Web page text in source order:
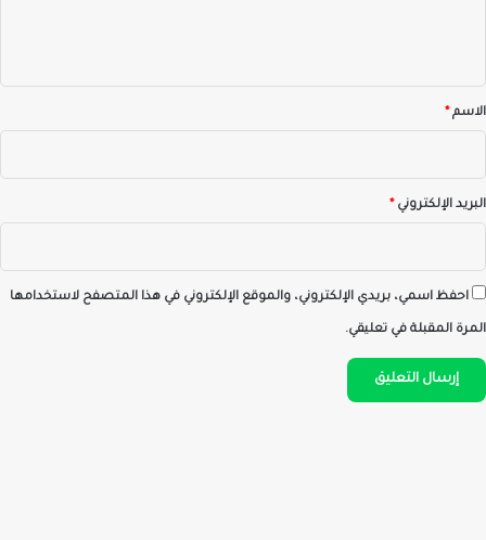
*الاسم*
البريد الإلكتروني*
احفظ اسمي، بريدي الإلكتروني، والموقع الإلكتروني في هذا المتصفح لاستخدامها
المرة المقبلة في تعليقي.